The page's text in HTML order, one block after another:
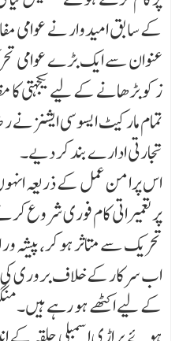
کے سابق امیدوار نے عوامی
عنوان سے ایک بڑے عوامی
ز کو بڑھانے کے لیے یکجہتی
تمام مارکیٹ ایسوسی ایشنز نے
تجارتی ادارے بند کر دیے۔
پر تعمیراتی کام فوری شروع
تحریک سے متاثر ہو کر، پیشہ
اب سرکارکے خلاف بروری کی
کے لیے اکٹھے ہو رہے ہیں۔